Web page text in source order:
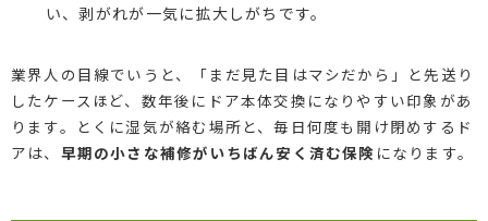
い、剥がれが一気に拡大しがちです。
業界人の目線でいうと、「まだ見た目はマシだから」と先送り
したケースほど、数年後にドア本体交換になりやすい印象があ
ります。とくに湿気が絡む場所と、毎日何度も開け閉めするド
アは、 早期の小さな補修がいちばん安く済む保険 になります。